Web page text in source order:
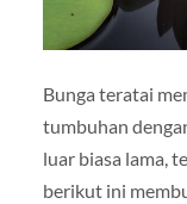
Bunga teratai
tumbuhan
luar biasa lama,
berikut ini